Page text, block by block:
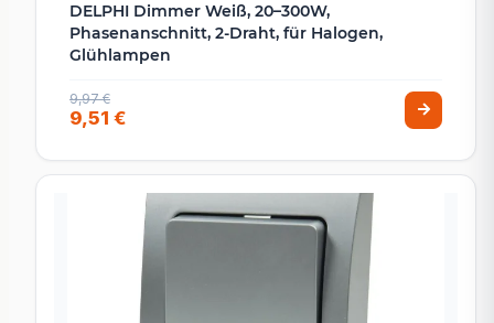
DELPHI Dimmer Weiß, 20–300W,
Phasenanschnitt, 2-Draht, für Halogen,
Glühlampen
9,97 €
9,51 €